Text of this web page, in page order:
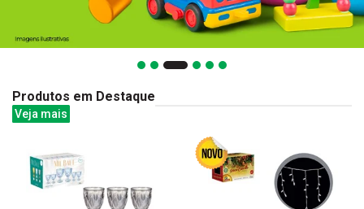
Produtos em Destaque
Veja mais